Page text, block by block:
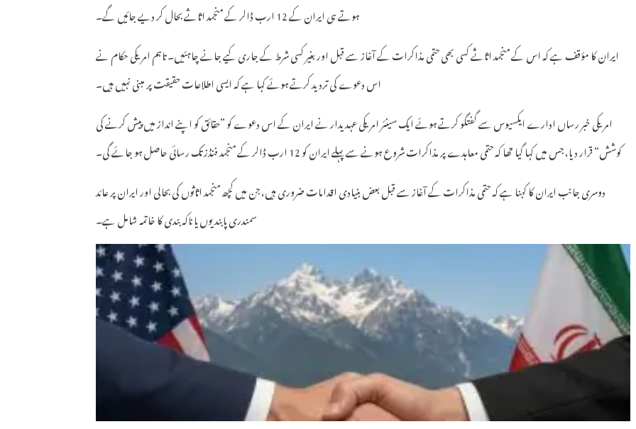
ہوتے ہی ایران کے 12 ارب ڈالر کے منجمد اثاثے بحال کر دیے جائیں گے۔
ایران کا مؤقف ہے کہ اس کے منجمد اثاثے کسی بھی حتمی مذاکرات کے آغاز سے قبل اور بغیر کسی شرط کے جاری کیے جانے چاہئیں۔ تاہم امریکی حکام نے
اس دعوے کی تردید کرتے ہوئے کہا ہے کہ ایسی اطلاعات حقیقت پر مبنی نہیں ہیں۔
امریکی خبر رساں ادارے ایکسیوس سے گفتگو کرتے ہوئے ایک سینئر امریکی عہدیدار نے ایران کے اس دعوے کو ”حقائق کو اپنے انداز میں پیش کرنے کی
کوشش“ قرار دیا، جس میں کہا گیا تھا کہ حتمی معاہدے پر مذاکرات شروع ہونے سے پہلے ایران کو 12 ارب ڈالر کے منجمد فنڈز تک رسائی حاصل ہو جائے گی۔
دوسری جانب ایران کا کہنا ہے کہ حتمی مذاکرات کے آغاز سے قبل بعض بنیادی اقدامات ضروری ہیں، جن میں کچھ منجمد اثاثوں کی بحالی اور ایران پر عائد
سمندری پابندیوں یا ناکہ بندی کا خاتمہ شامل ہے۔